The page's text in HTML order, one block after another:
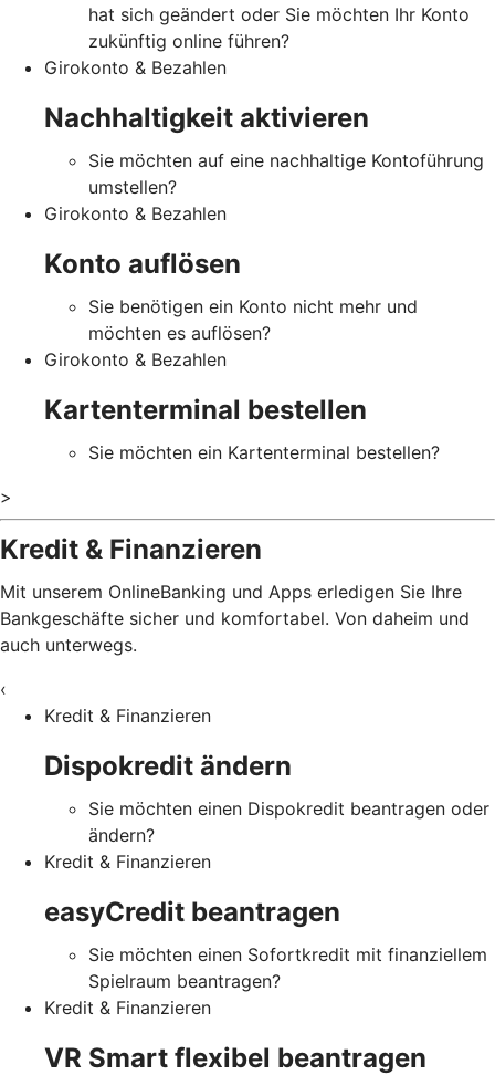
hat sich geändert oder Sie möchten Ihr Konto
zukünftig online führen?
Girokonto & Bezahlen
Nachhaltigkeit aktivieren
Sie möchten auf eine nachhaltige Kontoführung
umstellen?
Girokonto & Bezahlen
Konto auflösen
Sie benötigen ein Konto nicht mehr und
möchten es auflösen?
Girokonto & Bezahlen
Kartenterminal bestellen
Sie möchten ein Kartenterminal bestellen?
>
Kredit & Finanzieren
Mit unserem OnlineBanking und Apps erledigen Sie Ihre
Bankgeschäfte sicher und komfortabel. Von daheim und
auch unterwegs.
‹
Kredit & Finanzieren
Dispokredit ändern
Sie möchten einen Dispokredit beantragen oder
ändern?
Kredit & Finanzieren
easyCredit beantragen
Sie möchten einen Sofortkredit mit finanziellem
Spielraum beantragen?
Kredit & Finanzieren
VR Smart flexibel beantragen